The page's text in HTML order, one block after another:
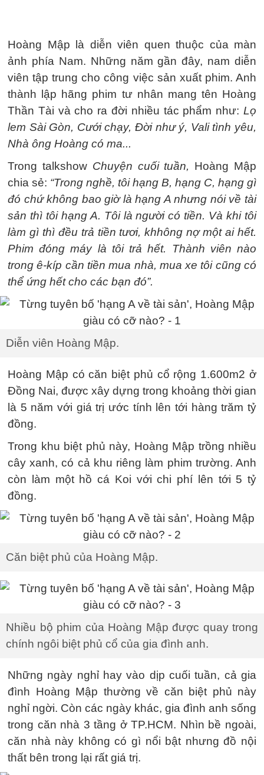
Hoàng Mập là diễn viên quen thuộc của màn
ảnh phía Nam. Những năm gần đây, nam diễn
viên tập trung cho công việc sản xuất phim. Anh
thành lập hãng phim tư nhân mang tên Hoàng
Thần Tài và cho ra đời nhiều tác phẩm như: Lọ
lem Sài Gòn, Cưới chạy, Đời như ý, Vali tình yêu,
Nhà ông Hoàng có ma...
Trong talkshowChuyện cuối tuần, Hoàng Mập
chia sẻ: “Trong nghề, tôi hạng B, hạng C, hạng gì
đó chứ không bao giờ là hạng A nhưng nói về tài
sản thì tôi hạng A. Tôi là người có tiền. Và khi tôi
làm gì thì đều trả tiền tươi, khhông nợ một ai hết.
Phim đóng máy là tôi trả hết. Thành viên nào
trong ê-kíp cần tiền mua nhà, mua xe tôi cũng có
thể ứng hết cho các bạn đó”.
Diễn viên Hoàng Mập.
Hoàng Mập có căn biệt phủ cổ rộng 1.600m2 ở
Đồng Nai, được xây dựng trong khoảng thời gian
là 5 năm với giá trị ước tính lên tới hàng trăm tỷ
đồng.
Trong khu biệt phủ này, Hoàng Mập trồng nhiều
cây xanh, có cả khu riêng làm phim trường. Anh
còn làm một hồ cá Koi với chi phí lên tới 5 tỷ
đồng.
Căn biệt phủ của Hoàng Mập.
Nhiều bộ phim của Hoàng Mập được quay trong
chính ngôi biệt phủ cổ của gia đình anh.
Những ngày nghỉ hay vào dịp cuối tuần, cả gia
đình Hoàng Mập thường về căn biệt phủ này
nghỉ ngời. Còn các ngày khác, gia đình anh sống
trong căn nhà 3 tầng ở TP.HCM. Nhìn bề ngoài,
căn nhà này không có gì nổi bật nhưng đồ nội
thất bên trong lại rất giá trị.